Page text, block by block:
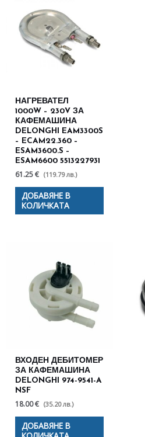
НАГРЕВАТЕЛ
1000W – 230V ЗА
КАФЕМАШИНА
DELONGHI EAM3300S
– ECAM22.360 –
ESAM3600.S –
ESAM6600 5513227931
61.25 € (119.79 лв.)
ДОБАВЯНЕ В
КОЛИЧКАТА
ВХОДЕН ДЕБИТОМЕР
ЗА КАФЕМАШИНА
DELONGHI 974-9541-A
NSF
18.00 € (35.20 лв.)
ДОБАВЯНЕ В